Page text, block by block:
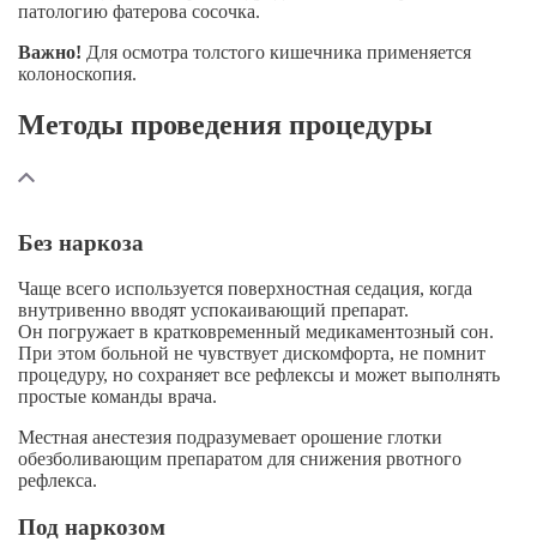
патологию фатерова сосочка.
Важно! Для осмотра толстого кишечника применяется
колоноскопия.
Методы проведения процедуры
Без наркоза
Чаще всего используется поверхностная седация, когда
внутривенно вводят успокаивающий препарат.
Он погружает в кратковременный медикаментозный сон.
При этом больной не чувствует дискомфорта, не помнит
процедуру, но сохраняет все рефлексы и может выполнять
простые команды врача.
Местная анестезия подразумевает орошение глотки
обезболивающим препаратом для снижения рвотного
рефлекса.
Под наркозом